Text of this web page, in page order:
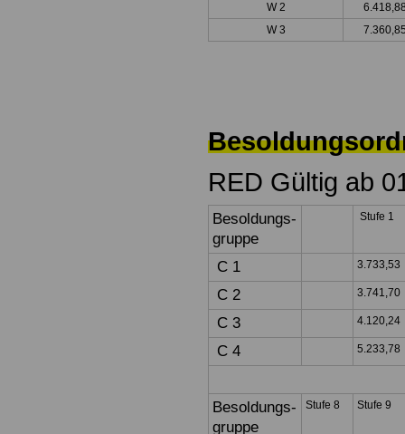
W 2
W 3
RED Gültig ab
Besoldungs-
gruppe
Stufe 1
C 1 3.733,53
C 2 3.741,70
C 3 4.120,24
C 4 5.233,78
Besoldungs-
gruppe
Stufe 8 Stufe 9